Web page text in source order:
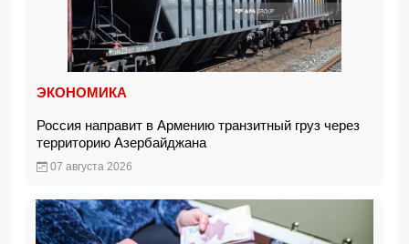
ЭКОНОМИКА
Россия направит в Армению транзитный груз через
территорию Азербайджана
07 августа 2026